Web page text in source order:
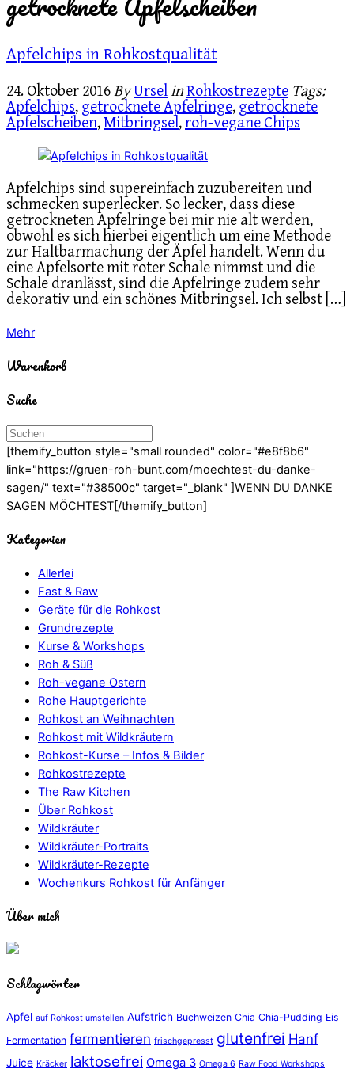
Apfelchips in Rohkostqualität
24. Oktober 2016ByUrselinRohkostrezepte Tags:
Apfelchips, getrocknete Apfelringe, getrocknete
Apfelscheiben,Mitbringsel,roh-vegane Chips
Apfelchips sind supereinfach zuzubereiten und
schmecken superlecker. So lecker, dass diese
getrockneten Apfelringe bei mir nie alt werden,
obwohl es sich hierbei eigentlich um eine Methode
zur Haltbarmachung der Äpfel handelt. Wenn du
eine Apfelsorte mit roter Schale nimmst und die
Schale dranlässt, sind die Apfelringe zudem sehr
dekorativ und ein schönes Mitbringsel. Ich selbst […]
Mehr
Warenkorb
Suche
[themify_button style="small rounded" color="#e8f8b6"
link="https://gruen-roh-bunt.com/moechtest-du-danke-
sagen/" text="#38500c" target="_blank" ]WENN DU DANKE
SAGEN MÖCHTEST[/themify_button]
Kategorien
Allerlei
Fast & Raw
Geräte für die Rohkost
Grundrezepte
Kurse & Workshops
Roh & Süß
Roh-vegane Ostern
Rohe Hauptgerichte
Rohkost an Weihnachten
Rohkost mit Wildkräutern
Rohkost-Kurse – Infos & Bilder
Rohkostrezepte
The Raw Kitchen
Über Rohkost
Wildkräuter
Wildkräuter-Portraits
Wildkräuter-Rezepte
Wochenkurs Rohkost für Anfänger
Über mich
Schlagwörter
Apfel auf Rohkost umstellen Aufstrich Buchweizen Chia Chia-Pudding Eis
Fermentation fermentieren frischgepresst glutenfrei Hanf
Juice Kräcker laktosefrei Omega 3 Omega 6 Raw Food Workshops